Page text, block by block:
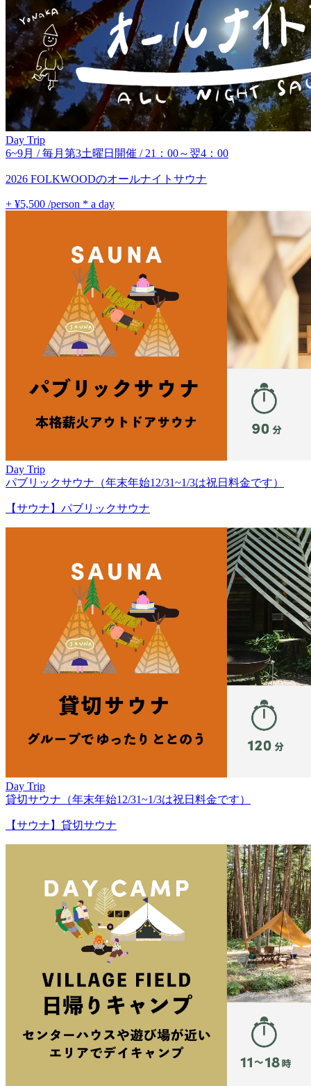
Day Trip
6~9月 / 毎月第3土曜日開催 / 21：00～翌4：00
2026 FOLKWOODのオールナイトサウナ
+ ¥5,500 /person * a day
Day Trip
パブリックサウナ（年末年始12/31~1/3は祝日料金です）
【サウナ】パブリックサウナ
Day Trip
貸切サウナ（年末年始12/31~1/3は祝日料金です）
【サウナ】貸切サウナ